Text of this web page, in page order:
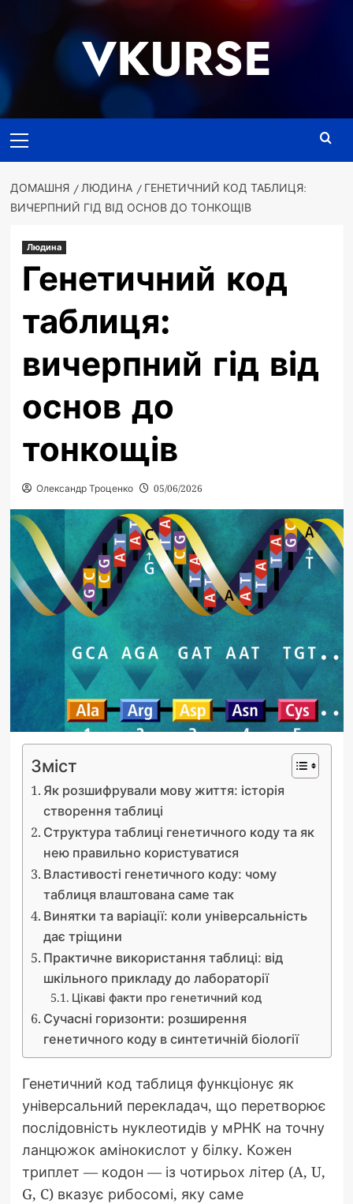
VKURSE
меню
ДОМАШНЯ ЛЮДИНА
ГЕНЕТИЧНИЙ КОД ТАБЛИЦЯ:
ВИЧЕРПНИЙ ГІД ВІД ОСНОВ ДО ТОНКОЩІВ
Людина
Генетичний код
таблиця:
вичерпний гід від
основ до
тонкощів
Олександр Троценко 05/06/2026
Зміст
Як розшифрували мову життя: історія
створення таблиці
Структура таблиці генетичного коду та як
нею правильно користуватися
Властивості генетичного коду: чому
таблиця влаштована саме так
Винятки та варіації: коли універсальність
дає тріщини
Практичне використання таблиці: від
шкільного прикладу до лабораторії
Цікаві факти про генетичний код
Сучасні горизонти: розширення
генетичного коду в синтетичній біології
Генетичний код таблиця функціонує як
універсальний перекладач, що перетворює
послідовність нуклеотидів у мРНК на точну
ланцюжок амінокислот у білку. Кожен
триплет — кодон — із чотирьох літер (A, U,
G, C) вказує рибосомі, яку саме